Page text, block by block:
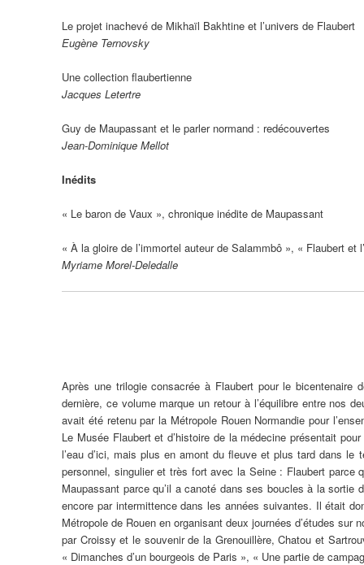
Le projet inachevé de Mikhaïl Bakhtine et l’univers de Flaubert
Eugène Ternovsky
Une collection flaubertienne
Jacques Letertre
Guy de Maupassant et le parler normand : redécouvertes
Jean-Dominique Mellot
Inédits
« Le baron de Vaux », chronique inédite de Maupassant
« À la gloire de l’immortel auteur de Salammbô », « Flaubert et
Myriame Morel-Deledalle
Après une trilogie consacrée à Flaubert pour le bicentenaire
dernière, ce volume marque un retour à l’équilibre entre nos
avait été retenu par la Métropole Rouen Normandie pour
Le Musée Flaubert et d’histoire de la médecine présentait
l’eau d’ici, mais plus en amont du fleuve et plus tard dans
personnel, singulier et très fort avec la Seine : Flaubert
Maupassant parce qu’il a canoté dans ses boucles à la
encore par intermittence dans les années suivantes. Il était
Métropole de Rouen en organisant deux journées d’études
par Croissy et le souvenir de la Grenouillère, Chatou et
« Dimanches d’un bourgeois de Paris », « Une partie de